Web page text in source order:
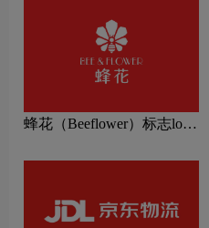
蜂花（Beeflower）标志logo